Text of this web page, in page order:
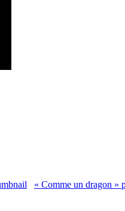
« Comme un dragon »